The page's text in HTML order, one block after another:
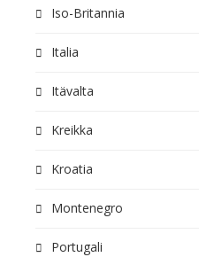
Iso-Britannia
Italia
Itävalta
Kreikka
Kroatia
Montenegro
Portugali